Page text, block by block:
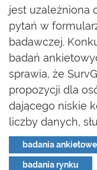
jest uzależniona
pytań w
badawczej.
badań
sprawia, że
propozycji dla
dającego niskie
liczby danych,
badania ankietowe
badania rynku